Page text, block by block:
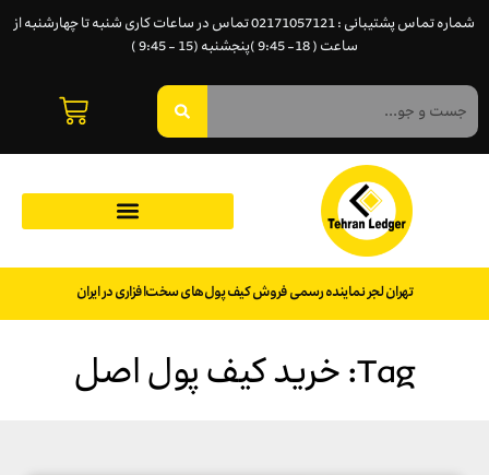
شماره تماس پشتیبانی : 02171057121 تماس در ساعات کاری شنبه تا چهارشنبه از
ساعت ( 18- 9:45 )پنجشنبه (15 - 9:45 )
تهران لجر نماینده رسمی فروش کیف پول‌های سخت‌افزاری در ایران
Tag: خرید کیف پول اصل